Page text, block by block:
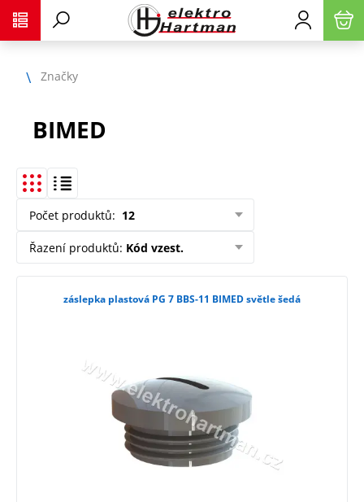
Značky
BIMED
Počet produktů: 12
Řazení produktů: Kód vzest.
záslepka plastová PG 7 BBS-11 BIMED světle šedá